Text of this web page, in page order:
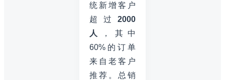
统新增客户
超过 2000
人
，其中
60%的订单
来自老客户
推荐。总销